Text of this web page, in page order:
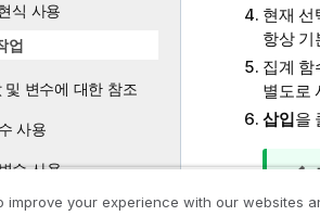
식 사용
업
및 변수에 대한 참조
사용
수 사용
현재 선
항상 기
집계 함
별도로
삽입을
improve your experience with our websites